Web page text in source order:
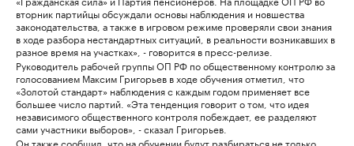
вторник партийцы обсуждали основы наблюдения и новшества
законодательства, а также в игровом режиме проверяли свои знания
в ходе разбора нестандартных ситуаций, в реальности возникавших в
разное время на участках», - говорится в пресс-релизе.
Руководитель рабочей группы ОП РФ по общественному контролю за
голосованием Максим Григорьев в ходе обучения отметил, что
«Золотой стандарт» наблюдения с каждым годом применяет все
большее число партий. «Эта тенденция говорит о том, что идея
независимого общественного контроля побеждает, ее разделяют
сами участники выборов», - сказал Григорьев.
Он также сообщил, что на обучении будут разбираться не только